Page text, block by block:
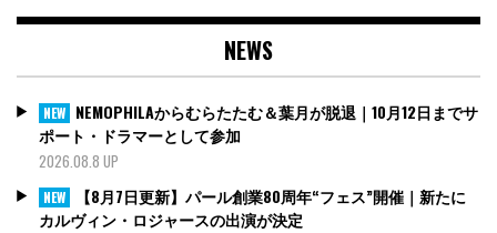
NEWS
NEW NEMOPHILAからむらたたむ＆葉月が脱退｜10月12日までサ
ポート・ドラマーとして参加
2026.08.8 UP
NEW
【8月7日更新】パール創業80周年“フェス”開催｜新たに
カルヴィン・ロジャースの出演が決定